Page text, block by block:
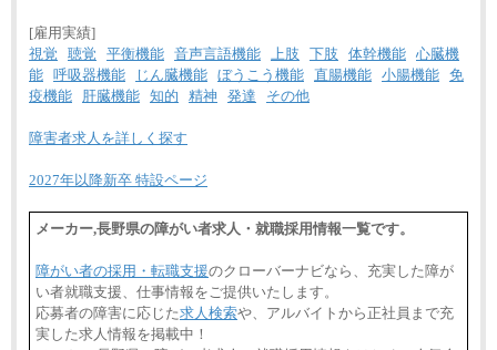
[雇用実績]
視覚
聴覚 平衡機能 音声言語機能 上肢 下肢 体幹機能 心臓機
能 呼吸器機能 じん臓機能 ぼうこう機能 直腸機能 小腸機能 免
疫機能
肝臓機能 知的 精神 発達 その他
障害者求人を詳しく探す
2027年以降新卒 特設ページ
メーカー,長野県の障がい者求人・就職採用情報一覧です。
障がい者の採用・転職支援のクローバーナビなら、充実した障が
い者就職支援、仕事情報をご提供いたします。
応募者の障害に応じた求人検索や、アルバイトから正社員まで充
実した求人情報を掲載中！